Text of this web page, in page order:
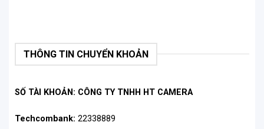
THÔNG TIN CHUYỂN KHOẢN
SỐ TÀI KHOẢN: CÔNG TY TNHH HT CAMERA
Techcombank: 22338889